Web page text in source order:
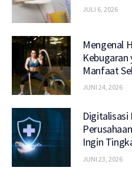
JULI 6, 2026
Mengenal
Kebugaran
Manfaat
JUNI 24, 2026
Digitalisasi
Ingin
JUNI 23, 2026